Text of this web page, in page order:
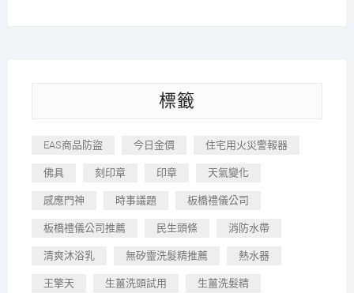
標籤
EAS商品防盜 今日金價 住宅用火災警報器
佛具 刻印章 印章 天氣變化
感應門神 時事議題 板橋禮儀公司
板橋禮儀公司推薦 民生頭條 消防水帶
清爽沐浴乳 無矽靈洗髮精推薦 熱水器
王擎天 生薑洗頭試用 生薑洗髮精